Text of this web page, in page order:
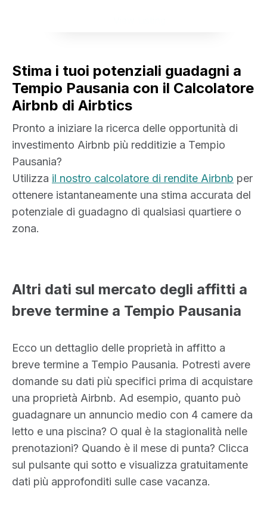
Stima i tuoi potenziali guadagni a
Tempio Pausania con il Calcolatore
Airbnb di Airbtics
Pronto a iniziare la ricerca delle opportunità di
investimento Airbnb più redditizie a Tempio
Pausania?
Utilizza il nostro calcolatore di rendite Airbnb per
ottenere istantaneamente una stima accurata del
potenziale di guadagno di qualsiasi quartiere o
zona.
Altri dati sul mercato degli affitti a
breve termine a Tempio Pausania
Ecco un dettaglio delle proprietà in affitto a
breve termine a Tempio Pausania. Potresti avere
domande su dati più specifici prima di acquistare
una proprietà Airbnb. Ad esempio, quanto può
guadagnare un annuncio medio con 4 camere da
letto e una piscina? O qual è la stagionalità nelle
prenotazioni? Quando è il mese di punta? Clicca
sul pulsante qui sotto e visualizza gratuitamente
dati più approfonditi sulle case vacanza.